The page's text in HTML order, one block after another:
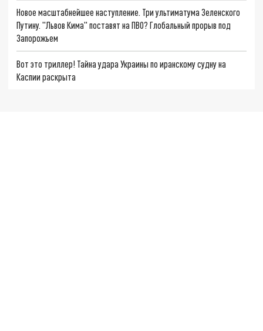
Новое масштабнейшее наступление. Три ультиматума Зеленского
Путину. "Львов Кима" поставят на ПВО? Глобальный прорыв под
Запорожьем
Вот это триллер! Тайна удара Украины по иранскому судну на
Каспии раскрыта